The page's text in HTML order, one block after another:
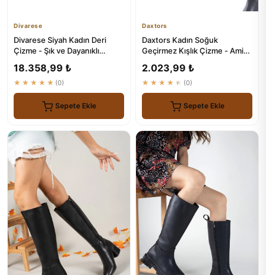
Divarese
Divarese Siyah Kadın Deri
Çizme - Şık ve Dayanıklı
18.358,99 ₺
★★★★★ (0)
Sepete Ekle
Daxtors
Daxtors Kadın Soğuk
Geçirmez Kışlık Çizme - Amira
2.023,99 ₺
★★★★★ (0)
Sepete Ekle